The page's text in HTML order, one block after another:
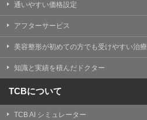
通いやすい価格設定
アフターサービス
美容整形が初めての方でも受けやすい治療
知識と実績を積んだドクター
TCBについて
TCB AI シミュレーター